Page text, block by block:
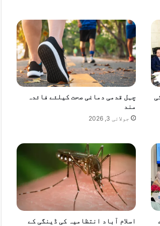
دورہ
چہل قدمی دماغی صحت کیلئے فائدہ
مند
جولائی 3, 2026
اسلام آباد انتظامیہ کی ڈینگی کے